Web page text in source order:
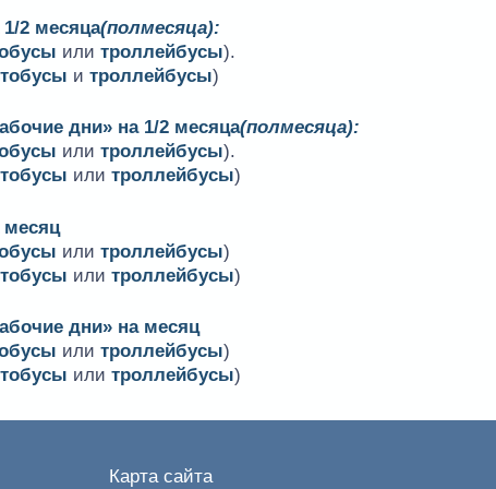
1/2 месяца(полмесяца):
илитроллейбусы).
итроллейбусы)
дни» на 1/2 месяца(полмесяца):
илитроллейбусы).
илитроллейбусы)
месяц
илитроллейбусы)
илитроллейбусы)
дни» на месяц
илитроллейбусы)
илитроллейбусы)
Карта сайта